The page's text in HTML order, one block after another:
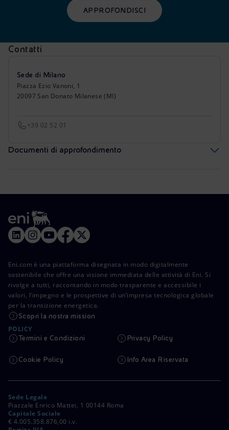
APPROFONDISCI
Contatti
Sede di Milano
Piazza Ezio Vanoni, 1
20097 San Donato Milanese (MI)
+39 02 52 01
Documenti di approfondimento
Eni.com è una piattaforma disegnata in modo digitalmente
sostenibile che offre una visione immediata delle attività di Eni. Si
rivolge a tutti, raccontando in modo trasparente e accessibile i
valori, l’impegno e le prospettive di un’impresa tecnologica globale
per la transizione energetica.
Scopri la nostra mission
POLICY
Termini e Condizioni Privacy Policy
Cookie Policy Info Area Riservata
Sede Legale
Piazzale Enrico Mattei, 1 00144 Roma
Capitale Sociale
€ 4.005.358.876,00 i.v.